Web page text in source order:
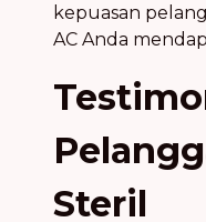
kepuasan
AC Anda
Steril